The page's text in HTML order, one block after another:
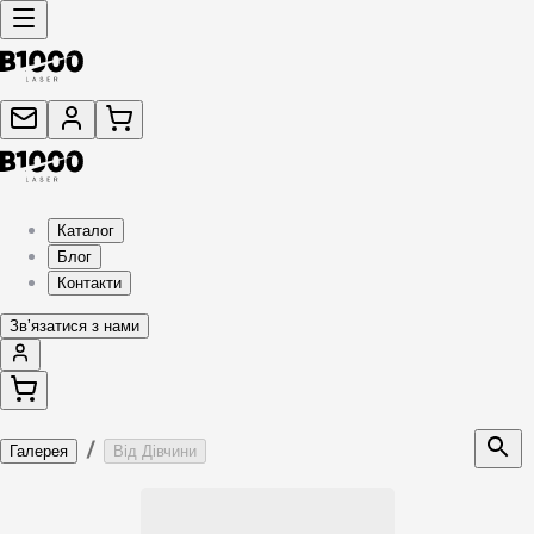
Каталог
Блог
Контакти
Звʼязатися з нами
Галерея / Від Дівчини